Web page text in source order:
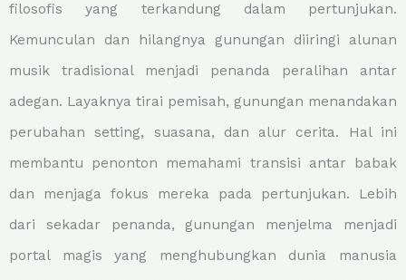
filosofis yang terkandung dalam pertunjukan.
Kemunculan dan hilangnya gunungan diiringi alunan
musik tradisional menjadi penanda peralihan antar
adegan. Layaknya tirai pemisah, gunungan menandakan
perubahan setting, suasana, dan alur cerita. Hal ini
membantu penonton memahami transisi antar babak
dan menjaga fokus mereka pada pertunjukan. Lebih
dari sekadar penanda, gunungan menjelma menjadi
portal magis yang menghubungkan dunia manusia